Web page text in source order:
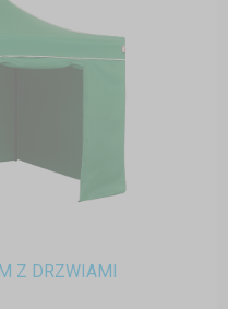
Z DRZWIAMI